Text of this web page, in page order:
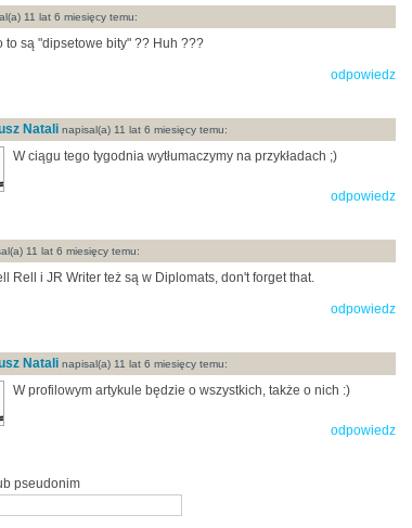
11 lat 6 miesięcy temu:
to są "dipsetowe bity" ?? Huh ???
odpowiedz
Natali napisal(a) 11 lat 6 miesięcy temu:
W ciągu tego tygodnia wytłumaczymy na przykładach ;)
odpowiedz
11 lat 6 miesięcy temu:
Rell i JR Writer też są w Diplomats, don't forget that.
odpowiedz
Natali napisal(a) 11 lat 6 miesięcy temu:
W profilowym artykule będzie o wszystkich, także o nich :)
odpowiedz
pseudonim